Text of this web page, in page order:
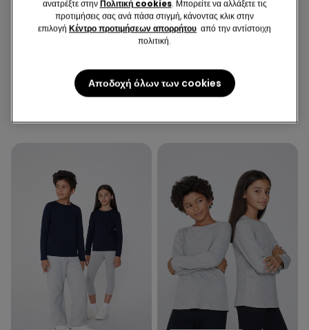
Μακρυμάνικες παιδικές μπλούζες 2 τμχ 9,99 €
Μακρυμάνικη Παιδική
Βαμβακερή Μπλούζα Basic
Παιδικές μπλούζες 3 τμχ 12,99 €
Παιδικό T-Shirt Basic από
100% Βαμβακερό Ϋφασμα με
ανατρέξτε στηνΠολιτική cookies. Μπορείτε να αλλάξετε τις
προτιμήσεις σας ανά πάσα στιγμή, κάνοντας κλικ στην
επιλογή Κέντρο προτιμήσεων απορρήτου από την αντίστοιχη
πολιτική.
Αποδοχή όλων των cookies